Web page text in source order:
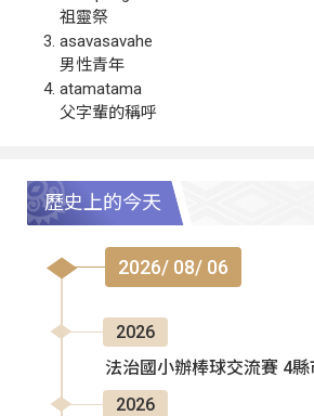
祖靈祭
asavasavahe
男性青年
atamatama
父字輩的稱呼
歷史上的今天
2026/ 08/ 06
2026
法治國小辦棒球交流賽 4
2026